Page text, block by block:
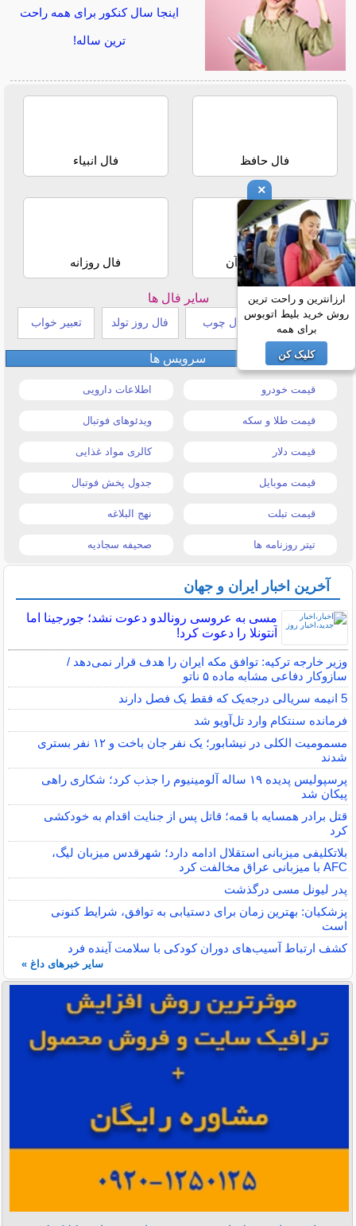
اینجا سال کنکور برای همه راحت
ترین ساله!
فال حافظ فال انبیاء
استخاره با قرآن فال روزانه
سایر فال ها
طالع بینی هندی فال چوب فال روز تولد تعبیر خواب
سرویس ها
قیمت خودرو اطلاعات دارویی
قیمت طلا و سکه ویدئوهای فوتبال
قیمت دلار کالری مواد غذایی
قیمت موبایل جدول پخش فوتبال
قیمت تبلت نهج البلاغه
تیتر روزنامه ها صحیفه سجادیه
آخرین اخبار ایران و جهان
مسی به عروسی رونالدو دعوت نشد؛ جورجینا اما
آنتونلا را دعوت کرد!
وزیر خارجه ترکیه: توافق مکه ایران را هدف قرار نمی‌دهد /
سازوکار دفاعی مشابه ماده ۵ ناتو
5 انیمه سریالی درجه‌یک که فقط یک فصل دارند
فرمانده سنتکام وارد تل‌آویو شد
مسمومیت الکلی در نیشابور؛ یک نفر جان باخت و ۱۲ نفر بستری
شدند
پرسپولیس پدیده ۱۹ ساله آلومینیوم را جذب کرد؛ شکاری راهی
پیکان شد
قتل برادر همسایه با قمه؛ قاتل پس از جنایت اقدام به خودکشی
کرد
بلاتکلیفی میزبانی استقلال ادامه دارد؛ شهرقدس میزبان لیگ،
AFC با میزبانی عراق مخالفت کرد
پدر لیونل مسی درگذشت
پزشکیان: بهترین زمان برای دستیابی به توافق، شرایط کنونی
است
کشف ارتباط آسیب‌های دوران کودکی با سلامت آینده فرد
سایر خبرهای داغ »
×
ارزانترین و راحت ترین
روش خرید بلیط اتوبوس
برای همه
کلیک کن